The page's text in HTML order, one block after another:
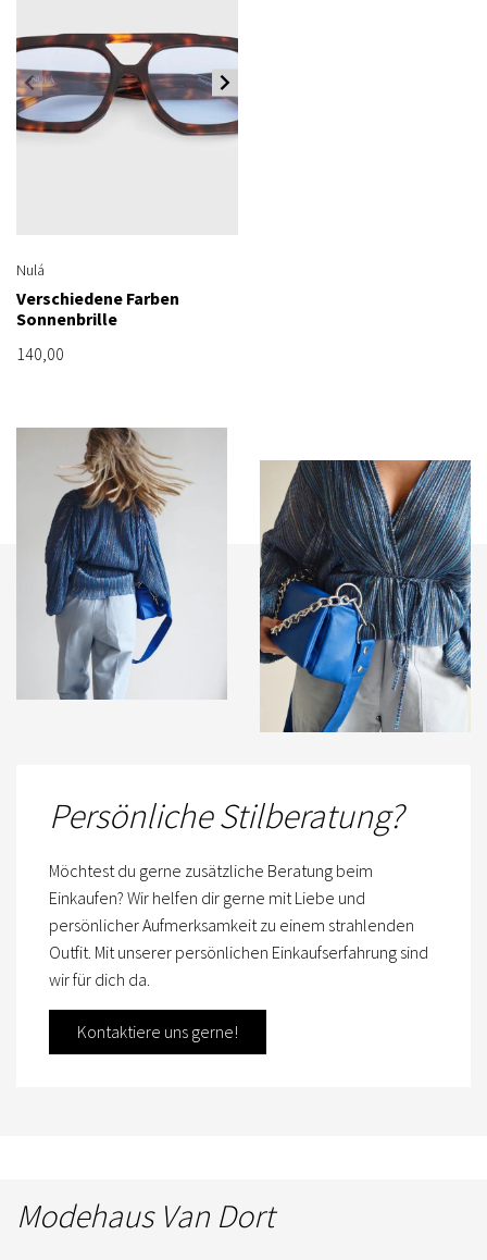
Nulá
Verschiedene Farben
Sonnenbrille
140,00
Persönliche Stilberatung?
Möchtest du gerne zusätzliche Beratung beim
Einkaufen? Wir helfen dir gerne mit Liebe und
persönlicher Aufmerksamkeit zu einem strahlenden
Outfit. Mit unserer persönlichen Einkaufserfahrung sind
wir für dich da.
Kontaktiere uns gerne!
Modehaus Van Dort